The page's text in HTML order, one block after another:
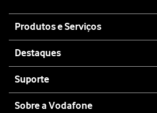
map
Produtos e Serviços
Destaques
Suporte
Sobre a Vodafone